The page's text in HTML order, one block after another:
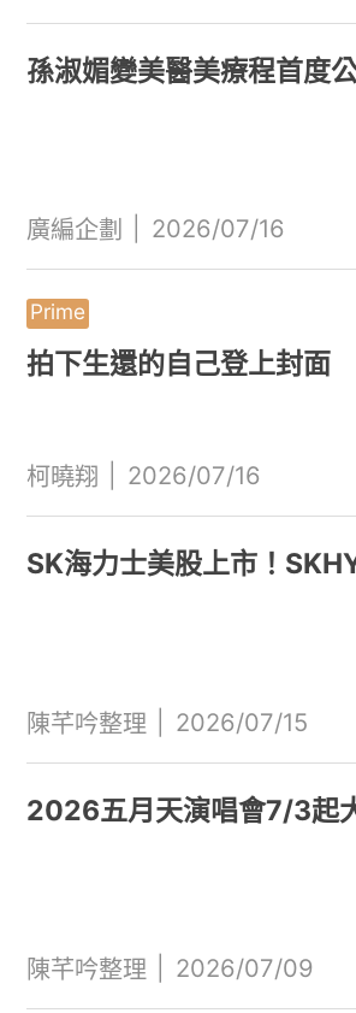
孫淑媚變美醫美療程首度
廣編企劃 2026/07/16
拍下生還的自己登上封面
柯曉翔 2026/07/16
SK海力士美股上市！
陳芊吟整理 2026/07/15
2026五月天演唱會7/3起
陳芊吟整理 2026/07/09